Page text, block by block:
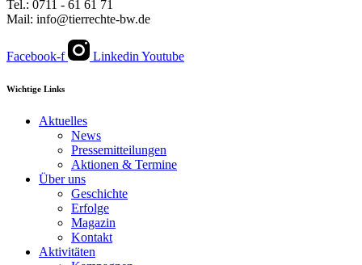
Tel.: 0711 - 61 61 71
Mail: info@tierrechte-bw.de
Facebook-f Linkedin Youtube
Wichtige Links
Aktuelles
News
Pressemitteilungen
Aktionen & Termine
Über uns
Geschichte
Erfolge
Magazin
Kontakt
Aktivitäten